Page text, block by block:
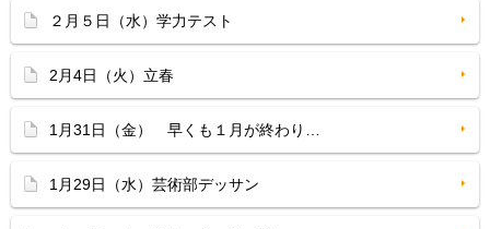
２月５日（水）学力テスト
2月4日（火）立春
1月31日（金） 早くも１月が終わり…
1月29日（水）芸術部デッサン